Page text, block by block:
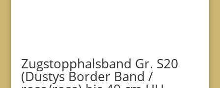
Zugstopphalsband Gr. S20
(Dustys Border Band /